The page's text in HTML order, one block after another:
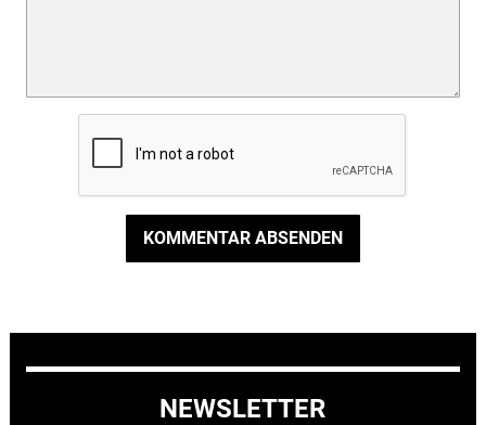
KOMMENTAR ABSENDEN
NEWSLETTER